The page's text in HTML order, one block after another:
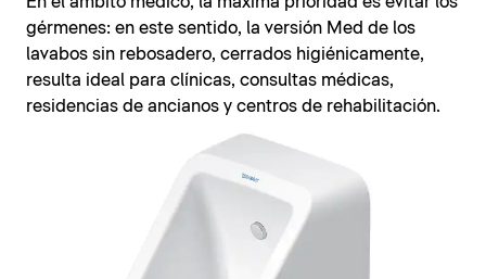
gérmenes: en este sentido, la versión Med de los
lavabos sin rebosadero, cerrados higiénicamente,
resulta ideal para clínicas, consultas médicas,
residencias de ancianos y centros de rehabilitación.